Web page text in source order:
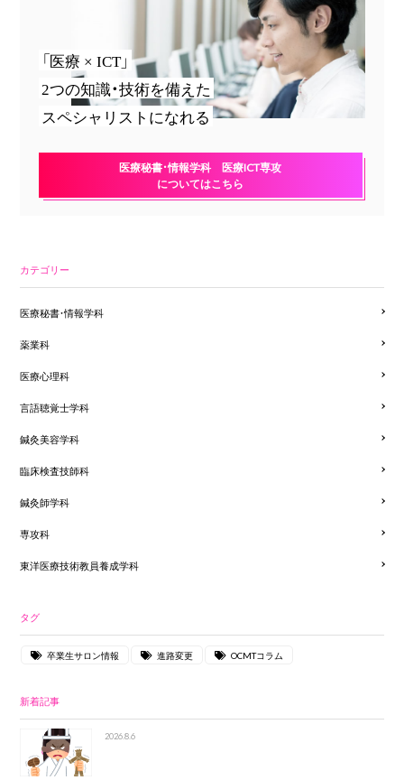
「医療 × ICT」
2つの知識・技術を備えた
スペシャリストになれる
医療秘書・情報学科 医療ICT専攻
についてはこちら
カテゴリー
医療秘書・情報学科
薬業科
医療心理科
言語聴覚士学科
鍼灸美容学科
臨床検査技師科
鍼灸師学科
専攻科
東洋医療技術教員養成学科
タグ
卒業生サロン情報 進路変更 OCMTコラム
新着記事
2026.8.6